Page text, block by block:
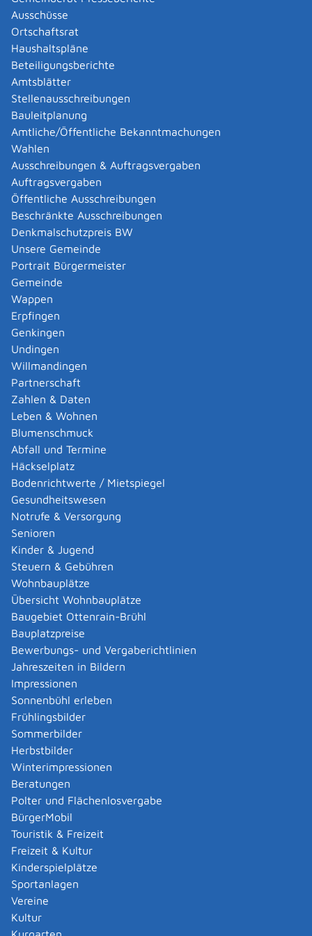
Ausschüsse
Ortschaftsrat
Haushaltspläne
Beteiligungsberichte
Amtsblätter
Stellenausschreibungen
Bauleitplanung
Amtliche/Öffentliche Bekanntmachungen
Wahlen
Ausschreibungen & Auftragsvergaben
Auftragsvergaben
Öffentliche Ausschreibungen
Beschränkte Ausschreibungen
Denkmalschutzpreis BW
Unsere Gemeinde
Portrait Bürgermeister
Gemeinde
Wappen
Erpfingen
Genkingen
Undingen
Willmandingen
Partnerschaft
Zahlen & Daten
Leben & Wohnen
Blumenschmuck
Abfall und Termine
Häckselplatz
Bodenrichtwerte / Mietspiegel
Gesundheitswesen
Notrufe & Versorgung
Senioren
Kinder & Jugend
Steuern & Gebühren
Wohnbauplätze
Übersicht Wohnbauplätze
Baugebiet Ottenrain-Brühl
Bauplatzpreise
Bewerbungs- und Vergaberichtlinien
Jahreszeiten in Bildern
Impressionen
Sonnenbühl erleben
Frühlingsbilder
Sommerbilder
Herbstbilder
Winterimpressionen
Beratungen
Polter und Flächenlosvergabe
BürgerMobil
Touristik & Freizeit
Freizeit & Kultur
Kinderspielplätze
Sportanlagen
Vereine
Kultur
Sparplan) werden die Zulagen nebeneinander gewährt.
Hinweis:
Sie können die Arbeitnehmer-Sparzulage auch dann
beanspruchen, wenn Ihr Arbeitgeber keine
vermögenswirksamen Leistungen bezahlt. Bitten Sie in
diesem Fall Ihren Arbeitgeber, die Einzahlung auf Ihr
Anlagekonto von Ihrem Gehalt abzuziehen.
Zuständige Stelle
Das Finanzamt, in dessen Bezirk Sie wohnen.
Finanzamt Reutlingen
Leistungsdetails
Voraussetzungen
Die vermögenswirksamen Leistungen müssen in
förderfähige Anlageformen fließen. Förderfähig
sind:
Bausparen (zum Beispiel Bausparvertrag,
Entschuldung von Wohneigentum,
Darlehenstilgung bei selbst genutzten
Immobilien)
Beteiligungssparen (zum Beispiel Erwerb von
Aktien, Anteilscheinen an Aktienfonds oder
bestimmten Beteiligungen am Unternehmen
des Arbeitgebers)
Ihr zu versteuerndes Einkommen im Sparjahr darf
bestimmte Grenzen nicht überschreiten.
Einzelpersonen:
17.900 EUR )
bei Beteiligungssparen: 40.000 EUR (bis
31.12.2023 20.000 EUR )
Zusammenveranlagung von
Eheleuten/Lebenspartnern:
bei Bausparen: 80.000 EUR (bis 31.12.2023
35.800 EUR )
31.12.2023 40.000 EUR )
Sind beide Eheleute bzw. Lebenspartner als
Arbeitnehmer oder Arbeitnehmerin beschäftigt, können
beide die Sparzulage beanspruchen.
Den Antrag auf Festsetzung der Arbeitnehmer-
Sparzulage müssen Sie spätestens bis zum Ende des
vierten Jahres nach dem Sparjahr gestellt haben.
Hinweis:
Überschreitet Ihr zu versteuerndes Einkommen die
genannten Grenzen, liegt aber innerhalb der
Einkommensgrenzen für die Wohnungsbauprämie?
Dann können Sie die auf einen Bausparvertrag
eingezahlten vermögenswirksamen Leistungen als
eigene Einzahlungen für die Gewährung der